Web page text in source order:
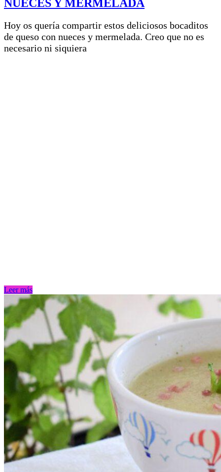
NUECES Y MERMELADA
Hoy os quería compartir estos deliciosos bocaditos
de queso con nueces y mermelada. Creo que no es
necesario ni siquiera
Leer más